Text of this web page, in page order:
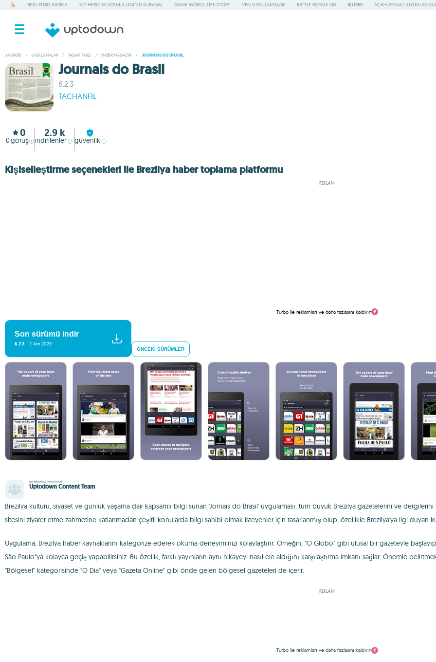
BETA PUBG MOBILE MY HERO ACADEMIA UNITED SURVIVAL GAME WORLD: LIFE STORY VPN UYGULAMALARI BATTLE ROYALE GD BLURRR AÇIK-KAYNAKLI
ANDROID / UYGULAMALAR / YAŞAM TARZI / HABER/MAGAZIN / JOURNAIS DO BRASIL
Journais do Brasil
6.2.3
TACHANFIL
0
0görüş
2.9 k
indirilenler güvenlik
Kişiselleştirme seçenekleri ile Brezilya haber toplama platformu
REKLAM
Turbo ile reklamları ve daha fazlasını kaldırın
Son sürümü indir
6.2.3 2 Ara 2025
ÖNCEKI SÜRÜMLER
tarafından incelendi.
Uptodown Content Team
Brezilya kültürü, siyaset ve günlük yaşama dair kapsamlı bilgi sunan 'Jornais do Brasil' uygulaması, tüm büyük Brezilya gazetelerini ve
sitesini ziyaret etme zahmetine katlanmadan çeşitli konularda bilgi sahibi olmak isteyenler için tasarlanmış olup, özellikle Brezilya'ya ilgi duyan
Uygulama, Brezilya haber kaynaklarını kategorize ederek okuma deneyiminizi kolaylaştırır. Örneğin, "O Globo" gibi ulusal bir gazeteyle
São Paulo"ya kolayca geçiş yapabilirsiniz. Bu özellik, farklı yayınların aynı hikayeyi nasıl ele aldığını karşılaştırma imkanı sağlar. Önemle
"Bölgesel" kategorisinde "O Dia" veya "Gazeta Online" gibi önde gelen bölgesel gazeteleri de içerir.
REKLAM
Turbo ile reklamları ve daha fazlasını kaldırın